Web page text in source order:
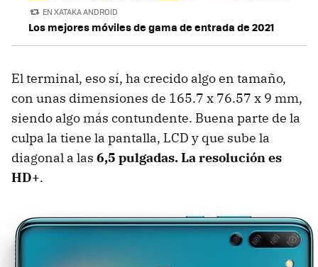
EN XATAKA ANDROID
Los mejores móviles de gama de entrada de 2021
El terminal, eso sí, ha crecido algo en tamaño,
con unas dimensiones de 165.7 x 76.57 x 9 mm,
siendo algo más contundente. Buena parte de la
culpa la tiene la pantalla, LCD y que sube la
diagonal a las 6,5 pulgadas. La resolución es
HD+.